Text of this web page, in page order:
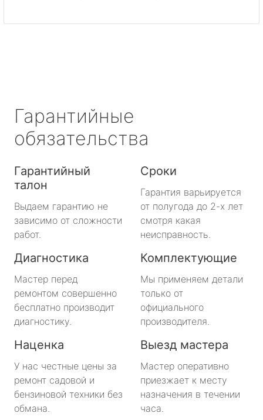
Гарантийные
обязательства
Гарантийный
талон
Выдаем гарантию не
зависимо от сложности
работ.
Сроки
Гарантия варьируется
от полугода до 2-х лет
смотря какая
неисправность.
Диагностика
Мастер перед
ремонтом совершенно
бесплатно производит
диагностику.
Комплектующие
Мы применяем детали
только от
официального
производителя.
Наценка
У нас честные цены за
ремонт садовой и
бензиновой техники без
обмана.
Выезд мастера
Мастер оперативно
приезжает к месту
назначения в течении
часа.